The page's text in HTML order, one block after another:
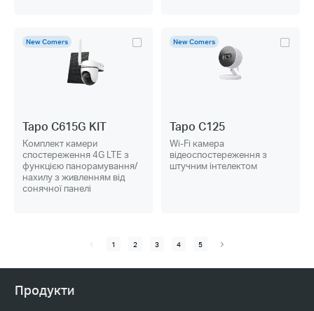
New Comers
Tapo C615G KIT
Комплект камери
спостереження 4G LTE з
функцією панорамування/
нахилу з живленням від
сонячної панелі
New Comers
Tapo C125
Wi-Fi камера
відеоспостереження з
штучним інтелектом
1 2 3 4 5
Продукти